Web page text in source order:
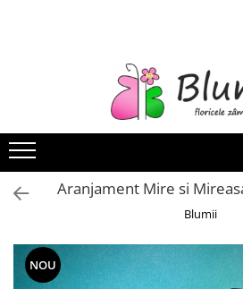
FLORI NATURALE
ARANJAMENTE
INAPOI LA SCOALA
FLORI CRIOGENATE
STATUI
CUPOLE
Aranjament Mire si
Blumii
NOU